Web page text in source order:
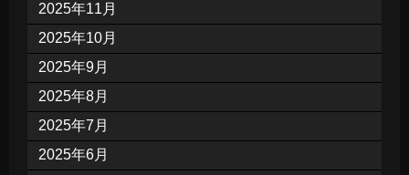
2025年11月
2025年10月
2025年9月
2025年8月
2025年7月
2025年6月